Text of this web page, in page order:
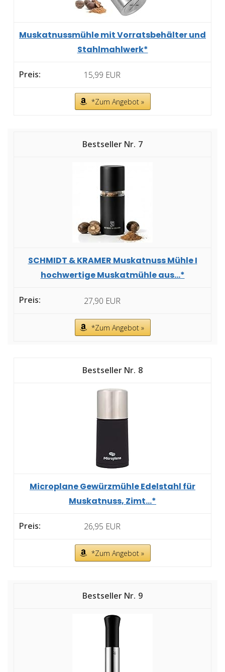
Muskatnussmühle mit Vorratsbehälter und
Stahlmahlwerk*
15,99 EUR
*Zum Angebot »
7
SCHMIDT & KRAMER Muskatnuss Mühle I
hochwertige Muskatmühle aus...*
27,90 EUR
*Zum Angebot »
8
Microplane Gewürzmühle Edelstahl für
Muskatnuss, Zimt...*
26,95 EUR
*Zum Angebot »
9